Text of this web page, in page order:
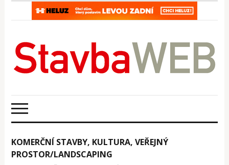
KOMERČNÍ STAVBY, KULTURA,VEŘEJNÝ
PROSTOR/LANDSCAPING